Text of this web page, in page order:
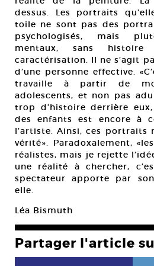
dessus. Les portraits
toile ne sont pas des
psychologisés, mais
mentaux, sans histoire
caractérisation. Il ne s’agit
d’une personne effective.
travaille à partir de
adolescents, et non pas
trop d’histoire derrière
des enfants est encore à
l’artiste. Ainsi, ces portraits
vérité». Paradoxalement,
réalistes, mais je rejette
une réalité à chercher,
spectateur apporte par
elle.
Léa Bismuth
Partager l'article